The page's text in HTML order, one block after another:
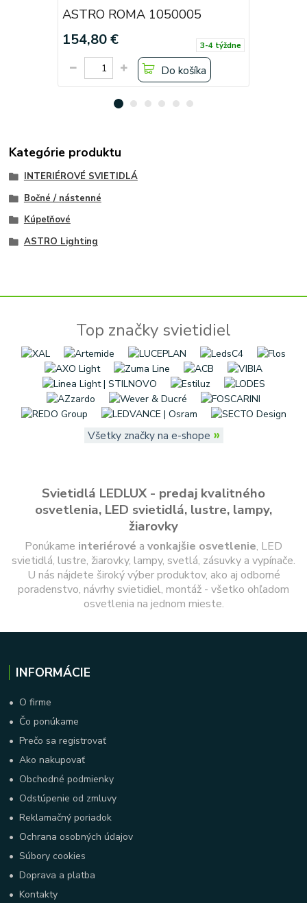
ASTRO ROMA 1050005
154,80 € 3-4 týždne
Do košíka
Kategórie produktu
INTERIÉROVÉ SVIETIDLÁ
Bočné / nástenné
Kúpeľňové
ASTRO Lighting
Top značky svietidiel
Všetky značky na e-shope »
Svietidlá LEDLUX - predaj kvalitného
osvetlenia, LED svietidlá, lustre, lampy,
žiarovky
Ponúkame interiérové a vonkajšie osvetlenie, LED
svietidlá, lustre, žiarovky, lampy, svetlá, zásuvky a vypínače.
U nás nájdete široký výber produktov, ako aj odborné
poradenstvo, návrhy svietidiel, montáž - všetko ohľadom
osvetlenia na jednom mieste.
INFORMÁCIE
• O firme
• Čo ponúkame
•Prečo sa registrovať
•Ako nakupovať
• Obchodné podmienky
• Odstúpenie od zmluvy
•Reklamačný poriadok
• Ochrana osobných údajov
•Súbory cookies
•Doprava a platba
•Kontakty